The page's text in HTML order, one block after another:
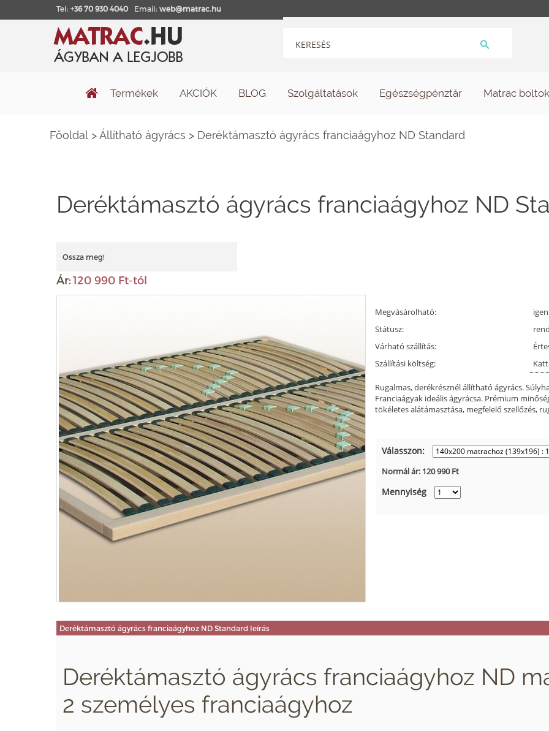
Tel: +36 70 930 4040 Email: web@matrac.hu
Termékek AKCIÓK BLOG Szolgáltatások Egészségpénztár Matrac boltok
Főoldal >Állítható ágyrács > Deréktámasztó ágyrács franciaágyhoz ND Standard
Deréktámasztó ágyrács franciaágyhoz ND
Ossza meg!
Ár:120 990 Ft-tól
Megvásárolható:
igen
Státusz:
Várható szállítás:
Szállítási költség:
Rugalmas, derékrésznél állítható ágyrács.
Franciaágyak ideális ágyrácsa. Prémium
tökéletes alátámasztása, megfelelő szellőzés,
Válasszon:
Normál ár: 120 990Ft
Mennyiség
Deréktámasztó ágyrács franciaágyhoz ND Standard leírás
Deréktámasztó ágyrács franciaágyhoz ND
2 személyes franciaágyhoz